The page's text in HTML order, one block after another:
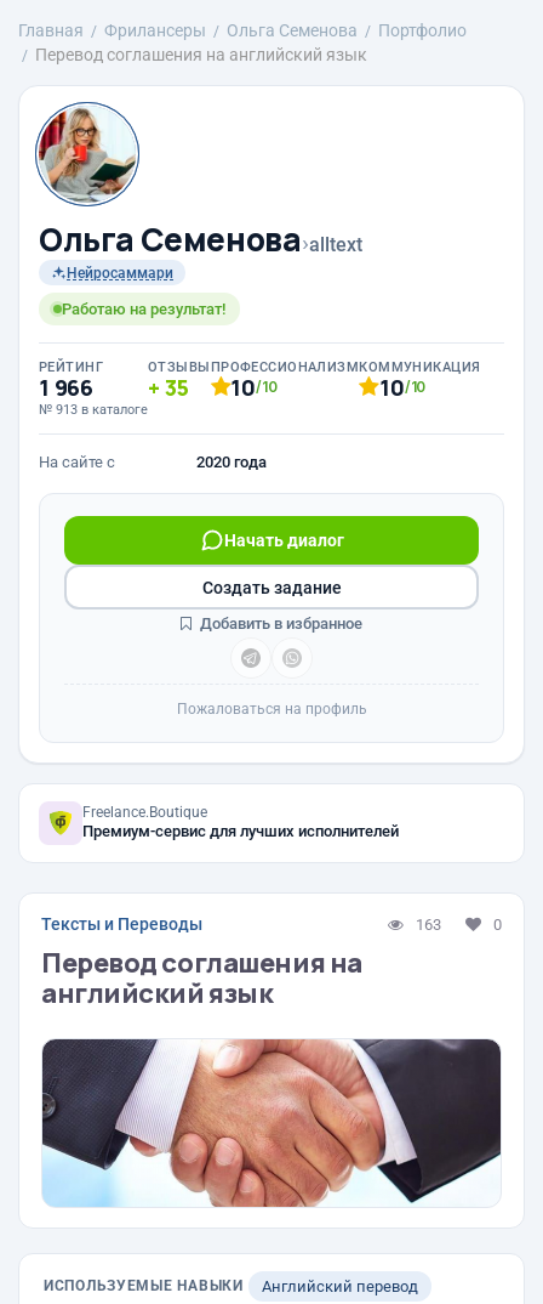
Главная Фрилансеры Ольга Семенова
Портфолио
Перевод соглашения на английский язык
Ольга Семенова›alltext
Нейросаммари
Работаю на результат!
РЕЙТИНГ
1 966
№ 913 в каталоге
ОТЗЫВЫ
35
ПРОФЕССИОНАЛИЗМ
10/10
КОММУНИКАЦИЯ
10/10
На сайте с 2020 года
Начать диалог
Создать задание
Добавить в избранное
Пожаловаться на профиль
Freelance.Boutique
Премиум-сервис для лучших исполнителей
Тексты и Переводы 163 0
Перевод соглашения на
английский язык
ИСПОЛЬЗУЕМЫЕ НАВЫКИ Английский перевод